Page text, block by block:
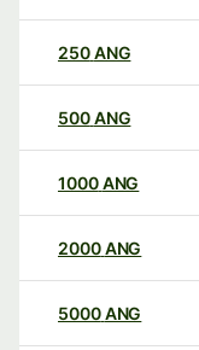
250ANG
500ANG
1000ANG
2000ANG
5000ANG